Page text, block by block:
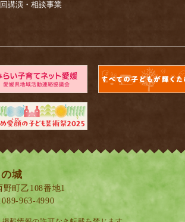
講演・相談事業
城
町乙108番地1
963-4990